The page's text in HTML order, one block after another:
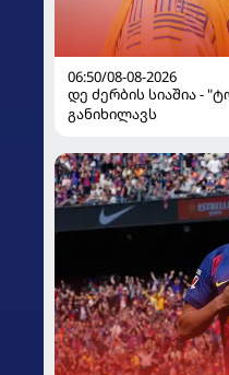
06:50/08-08-2026
დე ძერბის სიაშია -
განიხილავს